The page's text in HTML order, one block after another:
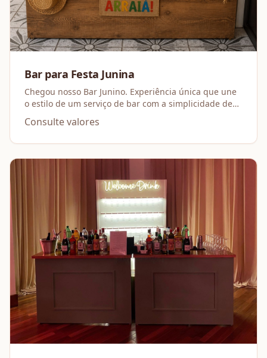
Bar para Festa Junina
Chegou nosso Bar Junino. Experiência única que une
o estilo de um serviço de bar com a simplicidade de
um arraial.
Consulte valores